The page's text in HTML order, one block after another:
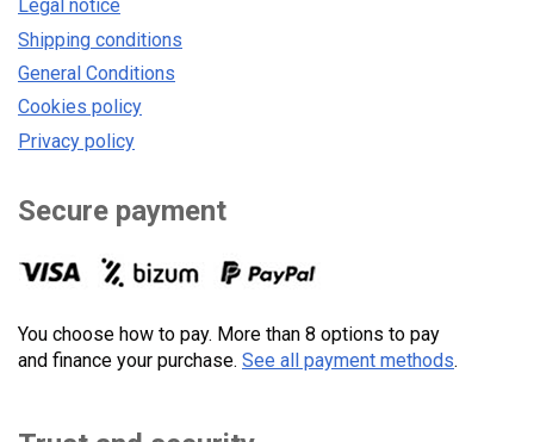
Legal notice
Shipping conditions
General Conditions
Cookies policy
Privacy policy
Secure payment
You choose how to pay. More than 8 options to pay
and finance your purchase. See all payment methods.